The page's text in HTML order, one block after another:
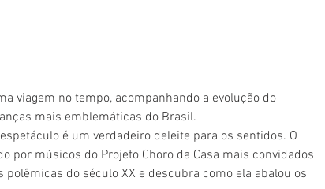
viagem no tempo, acompanhando a evolução do
mais emblemáticas do Brasil.
é um verdadeiro deleite para os sentidos. O
músicos do Projeto Choro da Casa mais convidados
do século XX e descubra como ela abalou os